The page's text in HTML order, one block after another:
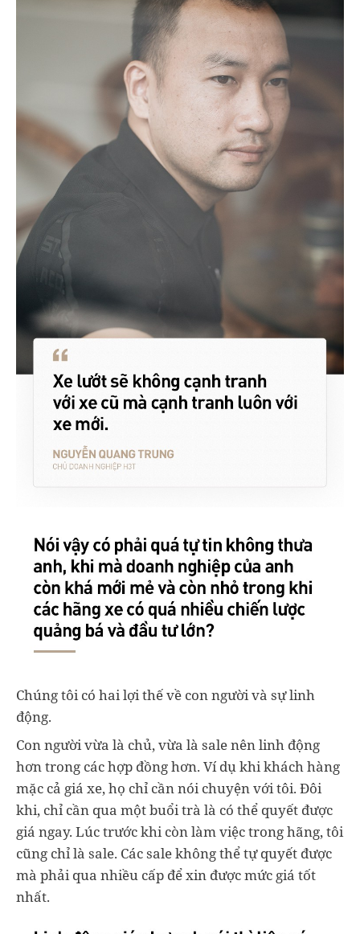
Chúng tôi có hai lợi thế về con người và sự linh
động.
Con người vừa là chủ, vừa là sale nên linh động
hơn trong các hợp đồng hơn. Ví dụ khi khách hàng
mặc cả giá xe, họ chỉ cần nói chuyện với tôi. Đôi
khi, chỉ cần qua một buổi trà là có thể quyết được
giá ngay. Lúc trước khi còn làm việc trong hãng, tôi
cũng chỉ là sale. Các sale không thể tự quyết được
mà phải qua nhiều cấp để xin được mức giá tốt
nhất.